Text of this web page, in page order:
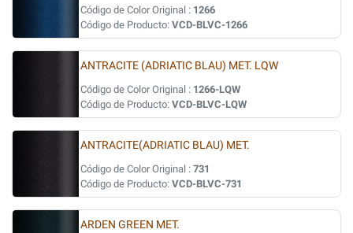
Código de Color Original : 1266
Código de Producto: VCD-BLVC-1266
ANTRACITE (ADRIATIC BLAU) MET. LQW
Código de Color Original : 1266-LQW
Código de Producto: VCD-BLVC-LQW
ANTRACITE(ADRIATIC BLAU) MET.
Código de Color Original : 731
Código de Producto: VCD-BLVC-731
ARDEN GREEN MET.